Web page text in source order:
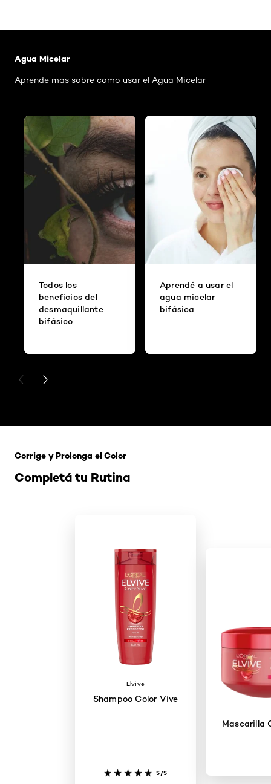
Agua Micelar
Aprende mas sobre como usar el Agua Micelar
Todos los
beneficios del
desmaquillante
bifásico
Aprendé a usar el
agua micelar
bifásica
PREVIOUS CARD
NEXT CARD
Completá tu Rutina
Corrige y Prolonga el Color
Elvive
Shampoo Color Vive
5/5
Mascarilla